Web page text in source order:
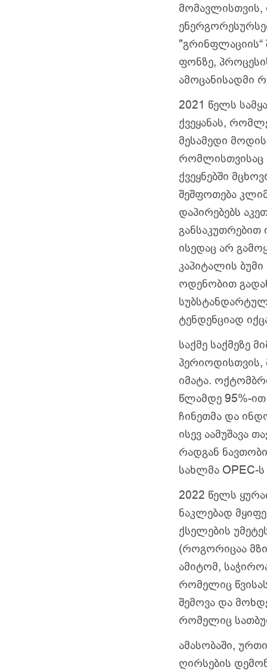
მომავლისთვის,
ფონზე,
ამოცანისადმი
2021 წელს
ქვეყანას,
მესამედი
რომლისთვისაც
ქვეყნებში
შეშფოთება
დაპირებებს
ისედაც არ
კაპიტალის
ოდენობით
ტენდენციად
საქმე საქმეზე
პერიოდისთვის,
იმატა.
წლამდე 95%-ით
ჩინეთმა და
ისევ აამუშავა
რადგან
სახლმა OPEC-
2022 წელს
ნაკლებად
ქსელების
(როგორიცაა
ამიტომ,
რომელიც
შემოვა და
რომელიც
ამასობაში,
ღირსების